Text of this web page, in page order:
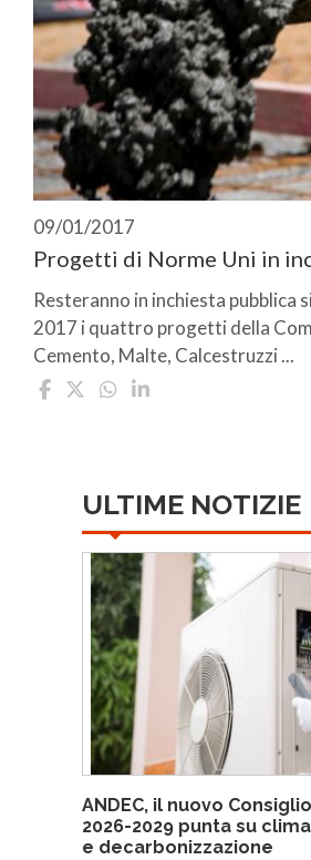
09/01/2017
Progetti di Norme Uni in
Resteranno in inchiesta pubblica
2017 i quattro progetti della
Cemento, Malte, Calcestruzzi ...
ULTIME NOTIZIE
ANDEC, il nuovo
2026-2029 punta su
e decarbonizzazione